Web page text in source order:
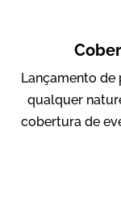
Lançamento de
qualquer
cobertura de